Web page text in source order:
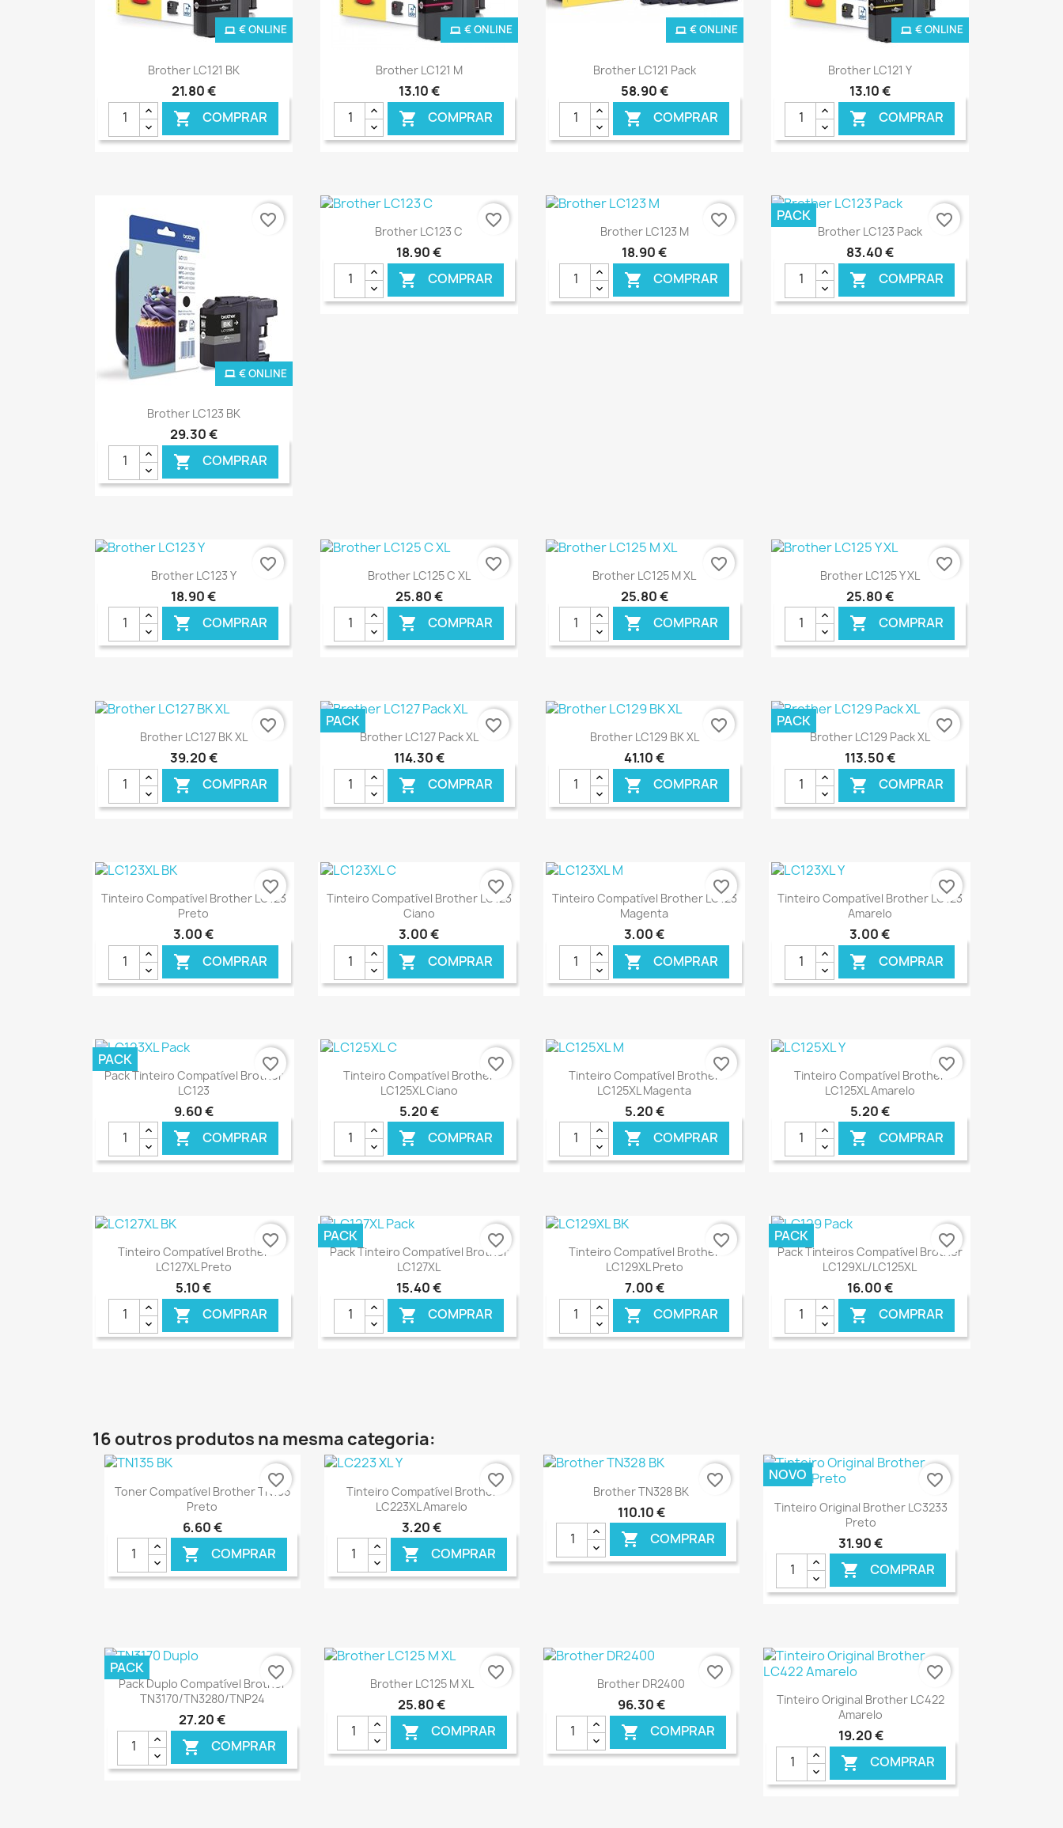
Ver+
Brother LC121 BK
21,80 €
 COMPRAR
€ ONLINE
Ver+
Brother LC121 M
13,10 €
 COMPRAR
€ ONLINE
Ver+
Brother LC121 Pack
58,90 €
 COMPRAR
€ ONLINE
Ver+
Brother LC121 Y
13,10 €
 COMPRAR
€ ONLINE
Ver+
Brother LC123 BK
29,30 €
 COMPRAR
€ ONLINE
favorite_border Ver+
Brother LC123 C
18,90 €
 COMPRAR
favorite_border Ver+
Brother LC123 M
18,90 €
 COMPRAR
favorite_border Ver+
Brother LC123 Pack
83,40 €
 COMPRAR
PACK favorite_border
Ver+
Brother LC123 Y
18,90 €
 COMPRAR
€ ONLINE
favorite_border Ver+
Brother LC125 C XL
25,80 €
 COMPRAR
€ ONLINE
favorite_border Ver+
Brother LC125 M XL
25,80 €
 COMPRAR
€ ONLINE
favorite_border Ver+
Brother LC125 Y XL
25,80 €
 COMPRAR
€ ONLINE
favorite_border
Ver+
Brother LC127 BK XL
39,20 €
 COMPRAR
€ ONLINE
favorite_border Ver+
Brother LC127 Pack XL
114,30 €
 COMPRAR
€ ONLINE
PACK favorite_border Ver+
Brother LC129 BK XL
41,10 €
 COMPRAR
€ ONLINE
favorite_border Ver+
Brother LC129 Pack XL
113,50 €
 COMPRAR
€ ONLINE
PACK favorite_border
Ver+
Tinteiro Compatível Brother LC123
Preto
3,00 €
 COMPRAR
favorite_border Ver+
Tinteiro Compatível Brother LC123
Ciano
3,00 €
 COMPRAR
favorite_border Ver+
Tinteiro Compatível Brother LC123
Magenta
3,00 €
 COMPRAR
favorite_border Ver+
Tinteiro Compatível Brother LC123
Amarelo
3,00 €
 COMPRAR
favorite_border
Ver+
Pack Tinteiro Compatível Brother
LC123
9,60 €
 COMPRAR
PACK favorite_border Ver+
Tinteiro Compatível Brother
LC125XL Ciano
5,20 €
 COMPRAR
favorite_border Ver+
Tinteiro Compatível Brother
LC125XL Magenta
5,20 €
 COMPRAR
favorite_border Ver+
Tinteiro Compatível Brother
LC125XL Amarelo
5,20 €
 COMPRAR
favorite_border
Ver+
Tinteiro Compatível Brother
LC127XL Preto
5,10 €
 COMPRAR
favorite_border Ver+
Pack Tinteiro Compatível Brother
LC127XL
15,40 €
 COMPRAR
PACK favorite_border Ver+
Tinteiro Compatível Brother
LC129XL Preto
7,00 €
 COMPRAR
favorite_border Ver+
Pack Tinteiros Compatível Brother
LC129XL/LC125XL
16,00 €
 COMPRAR
PACK favorite_border
16 outros produtos na mesma categoria:
Ver+
Toner Compatível Brother TN135
Preto
6,60 €
 COMPRAR
favorite_border Ver+
Tinteiro Compatível Brother
LC223XL Amarelo
3,20 €
 COMPRAR
favorite_border Ver+
Brother TN328 BK
110,10 €
 COMPRAR
favorite_border
Ver+
Tinteiro Original Brother LC3233
Preto
31,90 €
 COMPRAR
NOVO favorite_border
Ver+
Pack Duplo Compatível Brother
TN3170/TN3280/TNP24
27,20 €
 COMPRAR
PACK favorite_border Ver+
Brother LC125 M XL
25,80 €
 COMPRAR
favorite_border Ver+
Brother DR2400
96,30 €
 COMPRAR
favorite_border
Ver+
Tinteiro Original Brother LC422
Amarelo
19,20 €
 COMPRAR
favorite_border